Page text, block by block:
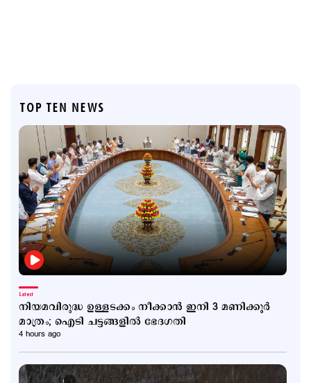
TOP TEN NEWS
Latest
നിയമവിരുദ്ധ ഉള്ളടക്കം നീക്കാൻ ഇനി 3 മണിക്കൂർ
മാത്രം; ഐടി ചട്ടങ്ങളിൽ ഭേദഗതി
4 hours ago